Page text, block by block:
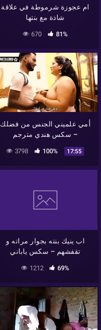
ام عجوزة شرموطة في علاقة
شاذة مع بنتها
670 81%
أمي علميني الجنس من فضلك
– سكس هندي مترجم
3798 100% 17:55
اب ينيك بنته بجوار مراته و
تقفشهم – سكس ياباني
1212 69%